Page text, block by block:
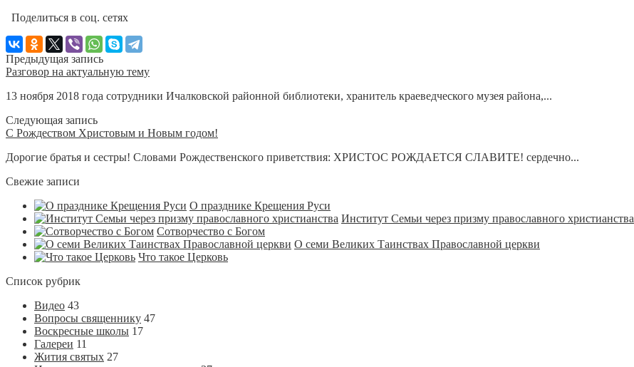
Поделиться в соц. сетях
Предыдущая запись
Разговор на актуальную тему
13 ноября 2018 года сотрудники Ичалковской районной библиотеки, хранитель краеведческого музея района,...
Следующая запись
С Рождеством Христовым и Новым годом!
Дорогие братья и сестры! Словами Рождественского приветствия: ХРИСТОС РОЖДАЕТСЯ СЛАВИТЕ! сердечно...
Свежие записи
О празднике Крещения Руси
Институт Семьи через призму православного христианства
Сотворчество с Богом
О семи Великих Таинствах Православной церкви
Что такое Церковь
Список рубрик
Видео 43
Вопросы священнику 47
Воскресные школы 17
Галереи 11
Жития святых 27